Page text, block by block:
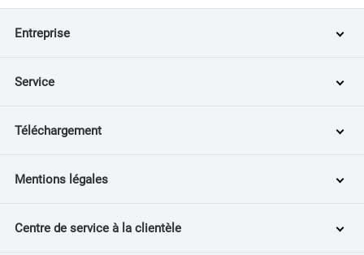
Entreprise
Service
Téléchargement
Mentions légales
Centre de service à la clientèle